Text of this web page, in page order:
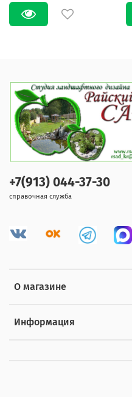
О магазине
Информация
+7(913) 044-37-30
справочная служба